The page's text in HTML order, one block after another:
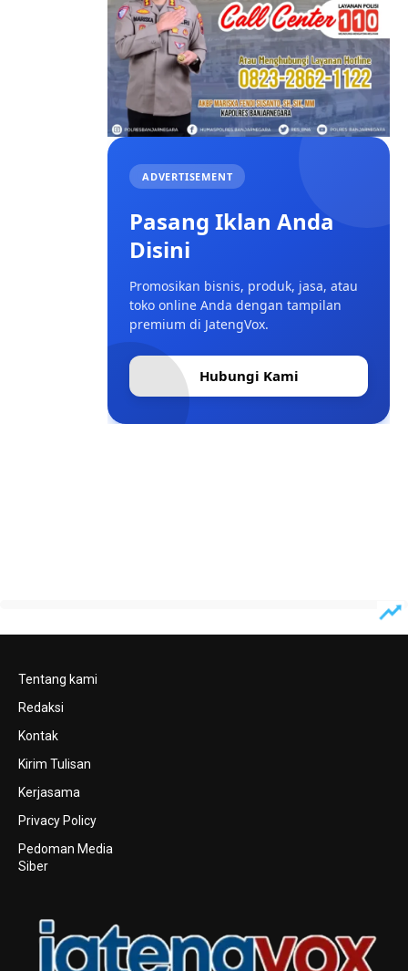
ADVERTISEMENT
Pasang Iklan Anda
Disini
Promosikan bisnis, produk, jasa, atau
toko online Anda dengan tampilan
premium di JatengVox.
Hubungi Kami
Tentang kami
Redaksi
Kontak
Kirim Tulisan
Kerjasama
Privacy Policy
Pedoman Media
Siber